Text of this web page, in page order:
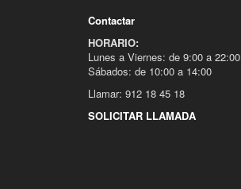
Contactar
HORARIO:
Lunes a Viernes: de 9:00 a 22:00
Sábados: de 10:00 a 14:00
Llamar: 912 18 45 18
SOLICITAR LLAMADA